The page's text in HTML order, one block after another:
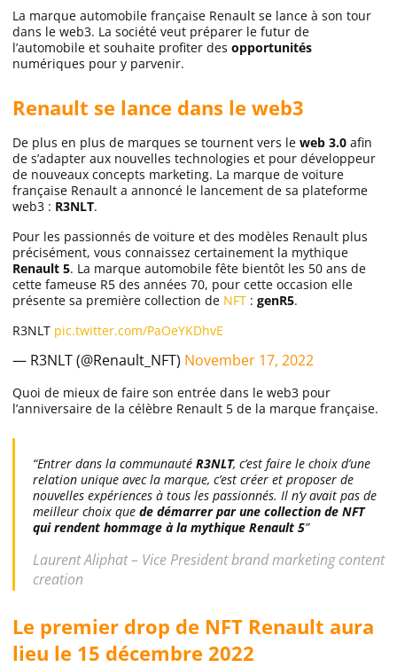
La marque automobile française Renault se lance à son tour
dans le web3. La société veut préparer le futur de
l’automobile et souhaite profiter des opportunités
numériques pour y parvenir.
Renault se lance dans le web3
De plus en plus de marques se tournent vers le web 3.0 afin
de s’adapter aux nouvelles technologies et pour développeur
de nouveaux concepts marketing. La marque de voiture
française Renault a annoncé le lancement de sa plateforme
web3 : R3NLT.
Pour les passionnés de voiture et des modèles Renault plus
précisément, vous connaissez certainement la mythique
Renault 5. La marque automobile fête bientôt les 50 ans de
cette fameuse R5 des années 70, pour cette occasion elle
présente sa première collection de NFT : genR5.
R3NLT pic.twitter.com/PaOeYKDhvE
— R3NLT (@Renault_NFT) November 17, 2022
Quoi de mieux de faire son entrée dans le web3 pour
l’anniversaire de la célèbre Renault 5 de la marque française.
“Entrer dans la communauté R3NLT, c’est faire le choix d’une
relation unique avec la marque, c’est créer et proposer de
nouvelles expériences à tous les passionnés. Il n’y avait pas de
meilleur choix que de démarrer par une collection de NFT
qui rendent hommage à la mythique Renault 5”
Laurent Aliphat – Vice President brand marketing content
creation
Le premier drop de NFT Renault aura
lieu le 15 décembre 2022